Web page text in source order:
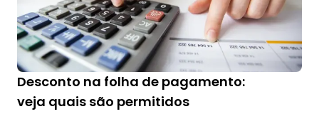
Desconto na folha de pagamento:
veja quais são permitidos